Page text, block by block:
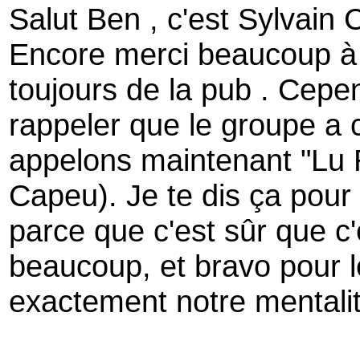
Salut Ben , c'est Sylvain
Encore merci beaucoup
toujours de la pub .
rappeler que le groupe a
appelons maintenant "Lu
Capeu). Je te dis ça
parce que c'est sûr que
beaucoup, et bravo pour
exactement notre